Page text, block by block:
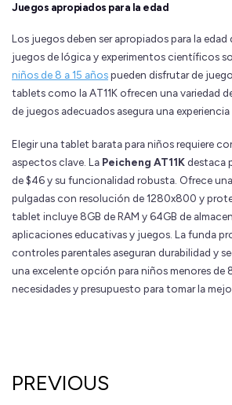
Juegos apropiados para la edad
Los juegos deben ser apropiados para la edad
juegos de lógica y experimentos científicos
niños de 8 a 15 añospueden disfrutar de
tablets como la AT11K ofrecen una variedad
de juegos adecuados asegura una
Elegir una tablet barata para niños requiere
aspectos clave. La Peicheng AT11Kdestaca
de $46 y su funcionalidad robusta. Ofrece una
pulgadas con resolución de 1280x800 y
tablet incluye 8GB de RAM y 64GB de
aplicaciones educativas y juegos. La funda
controles parentales aseguran durabilidad y
una excelente opción para niños menores de
necesidades y presupuesto para tomar la
PREVIOUS